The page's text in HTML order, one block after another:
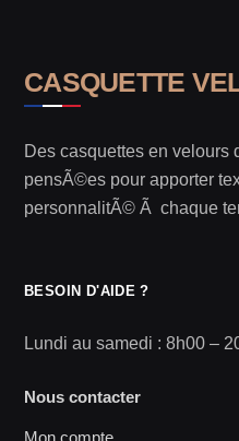
CASQUETTE
Des casquettes en
pensÃ©es pour apporter
personnalitÃ© Ã chaque
BESOIN D'AIDE ?
Lundi au samedi : 8h00 –
Nous contacter